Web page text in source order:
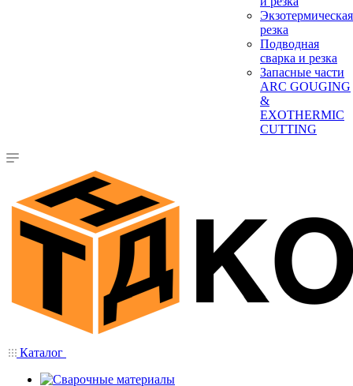
Экзотермическая
резка
Подводная
сварка и резка
Запасные части
ARC GOUGING
&
EXOTHERMIC
CUTTING
Каталог